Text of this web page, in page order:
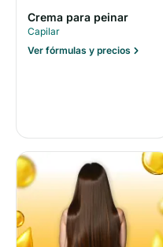
Crema para peinar
Capilar
Ver fórmulas y precios